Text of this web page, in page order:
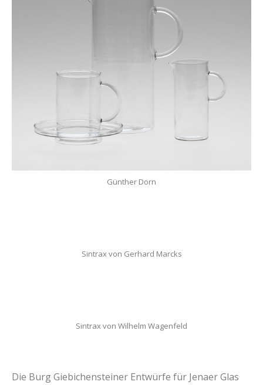
Günther Dorn
Sintrax von Gerhard Marcks
Sintrax von Wilhelm Wagenfeld
Die Burg Giebichensteiner Entwürfe für Jenaer Glas